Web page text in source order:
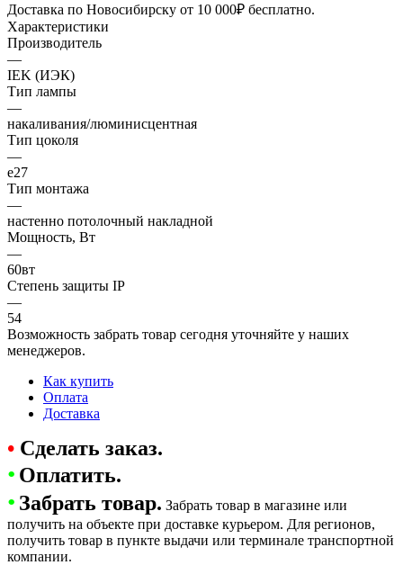
Доставка по Новосибирску от 10 000₽ бесплатно.
Характеристики
Производитель
—
IEK (ИЭК)
Тип лампы
—
накаливания/люминисцентная
Тип цоколя
—
е27
Тип монтажа
—
настенно потолочный накладной
Мощность, Вт
—
60вт
Степень защиты IP
—
54
Возможность забрать товар сегодня уточняйте у наших
менеджеров.
Как купить
Оплата
Доставка
• Сделать заказ.
• Оплатить.
• Забрать товар. Забрать товар в магазине или
получить на объекте при доставке курьером. Для регионов,
получить товар в пункте выдачи или терминале транспортной
компании.